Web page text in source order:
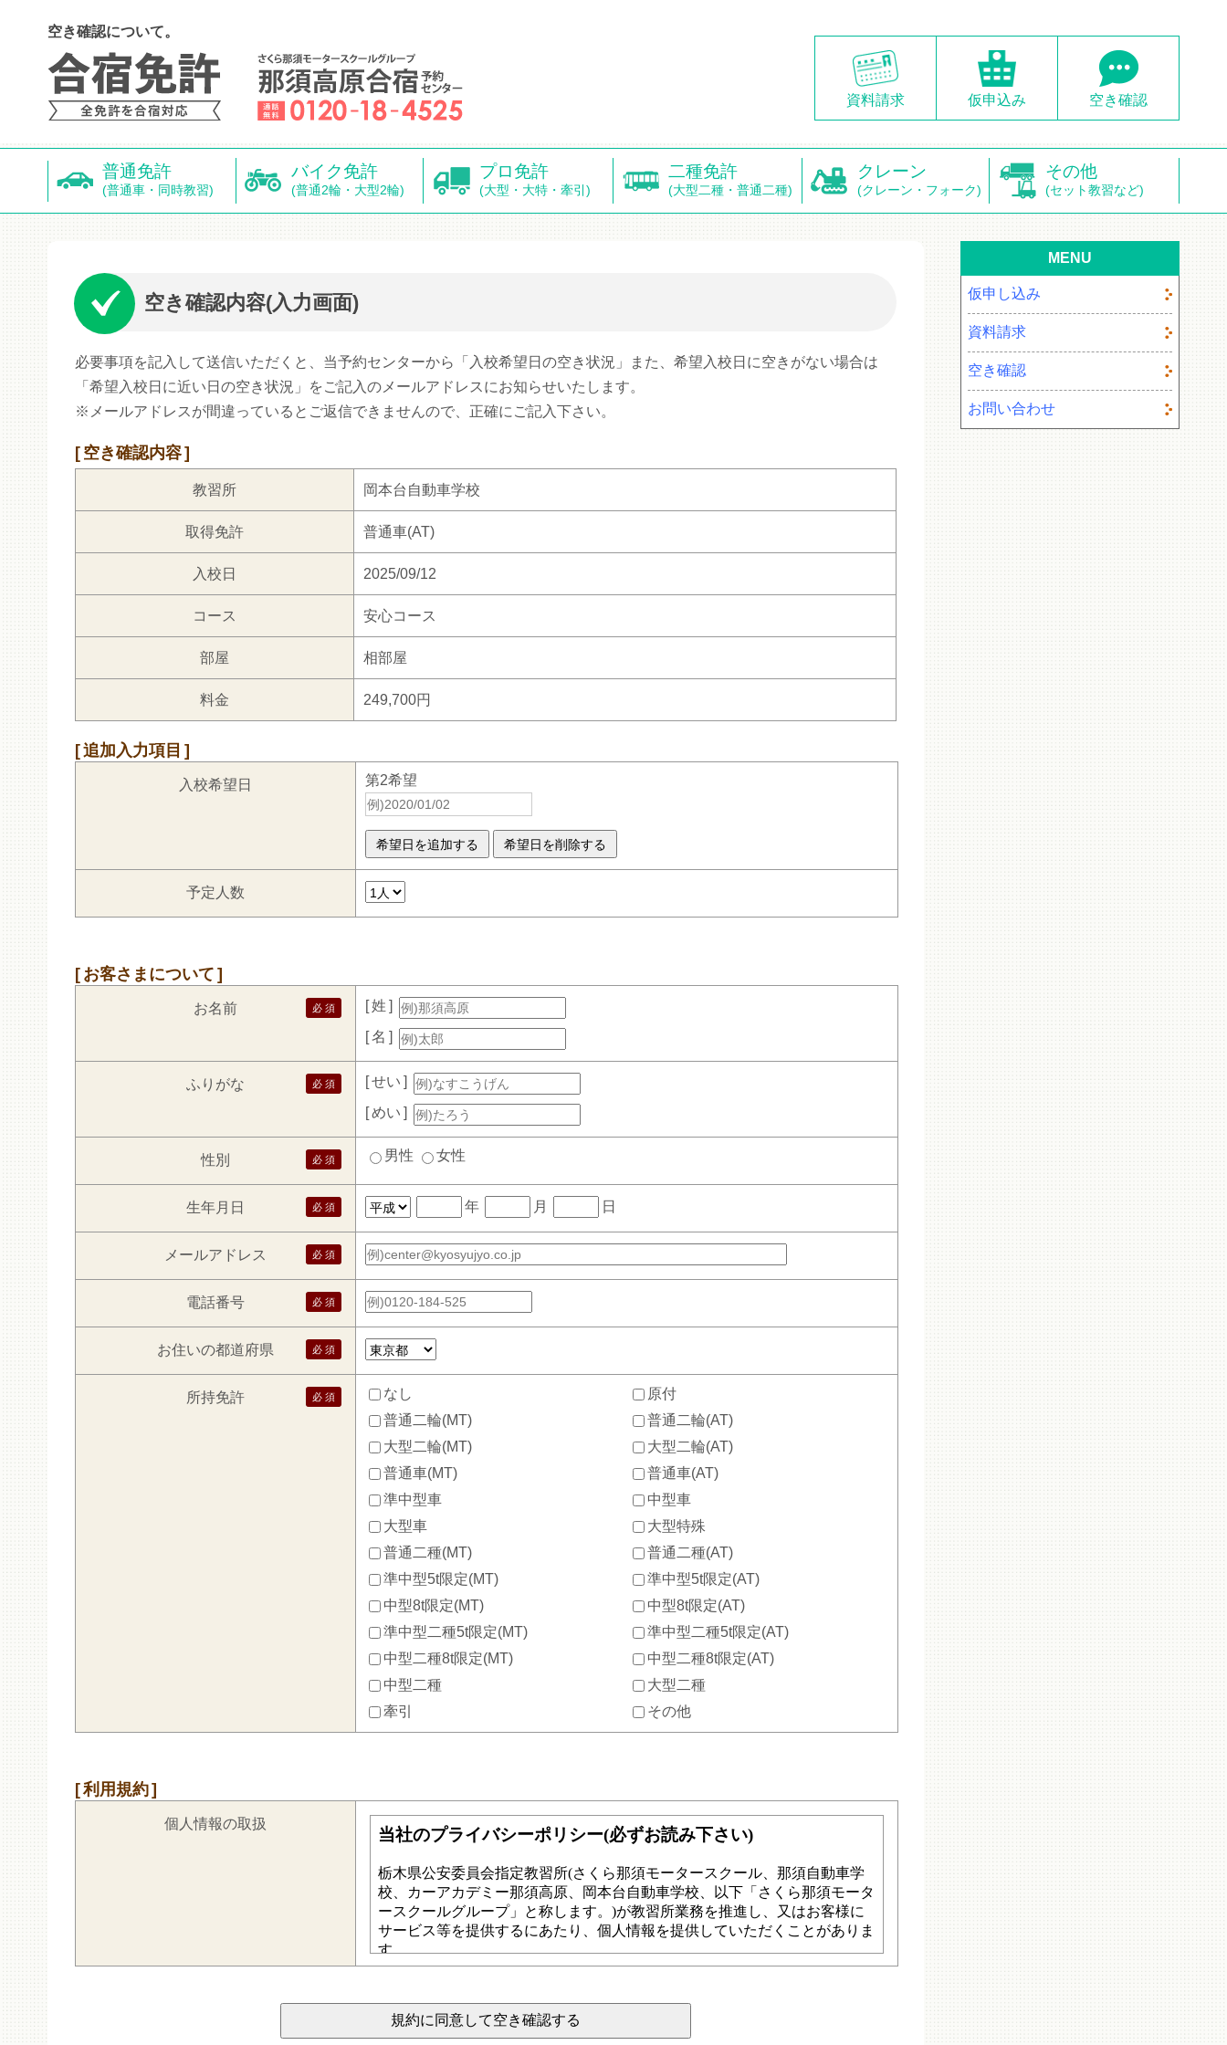
空き確認について。
資料請求 仮申込み 空き確認
普通免許
(普通車・同時教習)
バイク免許
(普通2輪・大型2輪)
プロ免許
(大型・大特・牽引)
二種免許
(大型二種・普通二種)
クレーン
(クレーン・フォーク)
その他
(セット教習など)
空き確認内容(入力画面)
必要事項を記入して送信いただくと、当予約センターから「入校希望日の空き状況」また、希望入校日に空きがない場合は
「希望入校日に近い日の空き状況」をご記入のメールアドレスにお知らせいたします。
※メールアドレスが間違っているとご返信できませんので、正確にご記入下さい。
空き確認内容
教習所 岡本台自動車学校
取得免許 普通車(AT)
入校日 2025/09/12
コース 安心コース
部屋 相部屋
料金 249,700円
追加入力項目
入校希望日 第2希望
予定人数
お客さまについて
お名前
姓
名
ふりがな
せい
めい
性別 男性 女性
生年月日 年 月 日
メールアドレス
電話番号
お住いの都道府県
所持免許 なし
原付
普通二輪(MT)
普通二輪(AT)
大型二輪(MT)
大型二輪(AT)
普通車(MT)
普通車(AT)
準中型車
中型車
大型車
大型特殊
普通二種(MT)
普通二種(AT)
準中型5t限定(MT)
準中型5t限定(AT)
中型8t限定(MT)
中型8t限定(AT)
準中型二種5t限定(MT)
準中型二種5t限定(AT)
中型二種8t限定(MT)
中型二種8t限定(AT)
中型二種
大型二種
牽引
その他
利用規約
個人情報の取扱
規約に同意して空き確認する
MENU
仮申し込み
資料請求
空き確認
お問い合わせ